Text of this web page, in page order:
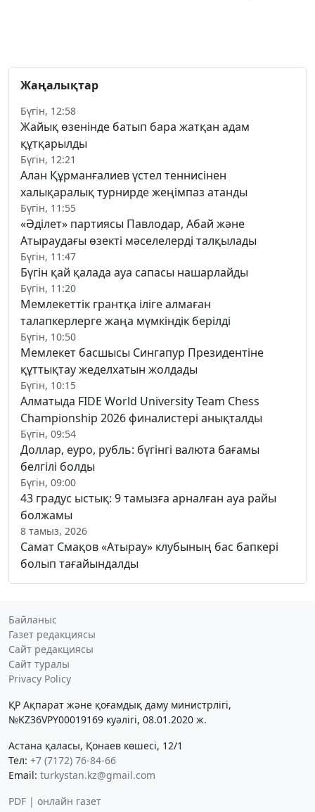
Жаңалықтар
Бүгін, 12:58
Жайық өзенінде батып бара жатқан адам
құтқарылды
Бүгін, 12:21
Алан Құрманғалиев үстел теннисінен
халықаралық турнирде жеңімпаз атанды
Бүгін, 11:55
«Әділет» партиясы Павлодар, Абай және
Атыраудағы өзекті мәселелерді талқылады
Бүгін, 11:47
Бүгін қай қалада ауа сапасы нашарлайды
Бүгін, 11:20
Мемлекеттік грантқа іліге алмаған
талапкерлерге жаңа мүмкіндік берілді
Бүгін, 10:50
Мемлекет басшысы Сингапур Президентіне
құттықтау жеделхатын жолдады
Бүгін, 10:15
Алматыда FIDE World University Team Chess
Championship 2026 финалистері анықталды
Бүгін, 09:54
Доллар, еуро, рубль: бүгінгі валюта бағамы
белгілі болды
Бүгін, 09:00
43 градус ыстық: 9 тамызға арналған ауа райы
болжамы
8 тамыз, 2026
Самат Смақов «Атырау» клубының бас бапкері
болып тағайындалды
Байланыс
Газет редакциясы
Сайт редакциясы
Сайт туралы
Privacy Policy
ҚР Ақпарат және қоғамдық даму министрлігі,
№KZ36VPY00019169 куәлігі, 08.01.2020 ж.
Астана қаласы, Қонаев көшесі, 12/1
Тел: +7 (7172) 76-84-66
Email: turkystan.kz@gmail.com
PDF | онлайн газет